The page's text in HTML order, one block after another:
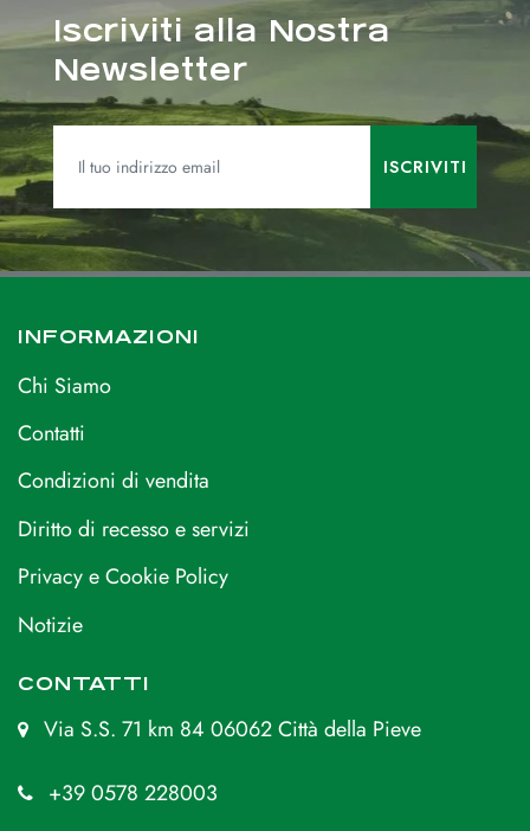
Iscriviti alla Nostra
Newsletter
INFORMAZIONI
Chi Siamo
Contatti
Condizioni di vendita
Diritto di recesso e servizi
Privacy e Cookie Policy
Notizie
CONTATTI
Via S.S. 71 km 84 06062 Città della Pieve
+39 0578 228003